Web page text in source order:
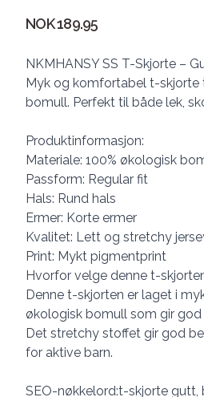
Produktdetaljer
NOK 189.95
Description
NKMHANSY SS T-Skjorte –
Myk og komfortabel t-skjorte
bomull. Perfekt til både lek,
Produktinformasjon:
Materiale: 100% økologisk
Passform: Regular fit
Hals: Rund hals
Ermer: Korte ermer
Kvalitet: Lett og stretchy
Print: Mykt pigmentprint
Hvorfor velge denne t-
Denne t-skjorten er laget i
økologisk bomull som gir
Det stretchy stoffet gir god
for aktive barn.
SEO-nøkkelord:t-skjorte gutt,